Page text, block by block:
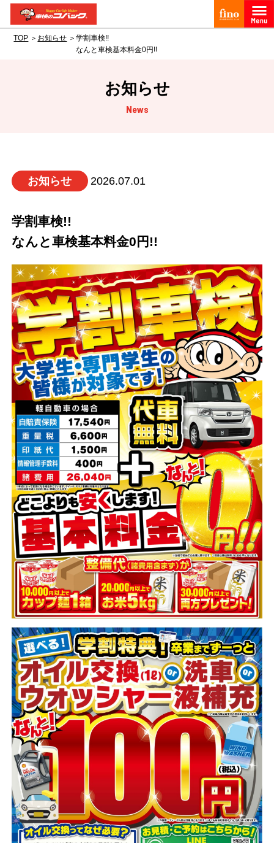
TOP お知らせ
学割車検!!
なんと車検基本料金0円!!
お知らせ
News
お知らせ 2026.07.01
学割車検!!
なんと車検基本料金0円!!